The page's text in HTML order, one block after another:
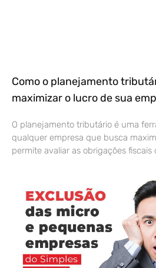
Como o planejamento
maximizar o lucro de sua
O planejamento tributário é uma
qualquer empresa que busca
permite avaliar as obrigações